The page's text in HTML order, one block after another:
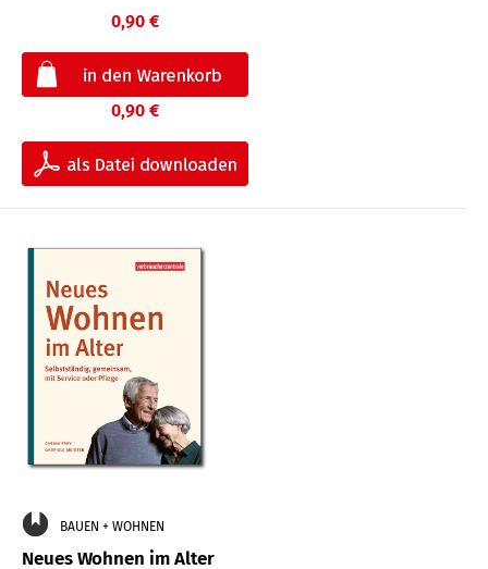
0,90 €
0,90 €
BAUEN + WOHNEN
Neues Wohnen im Alter